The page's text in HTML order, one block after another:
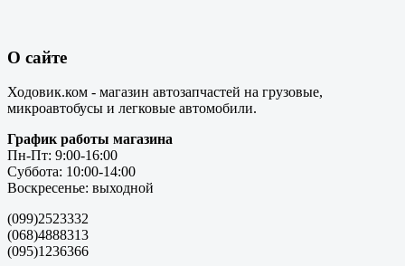
О сайте
Ходовик.ком - магазин автозапчастей на грузовые,
микроавтобусы и легковые автомобили.
График работы магазина
Пн-Пт: 9:00-16:00
Суббота: 10:00-14:00
Воскресенье: выходной
(099)2523332
(068)4888313
(095)1236366